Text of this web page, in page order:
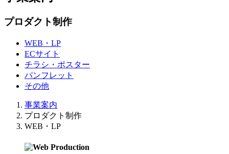
プロダクト制作
WEB・LP
ECサイト
チラシ・ポスター
パンフレット
その他
事業案内
プロダクト制作
WEB・LP